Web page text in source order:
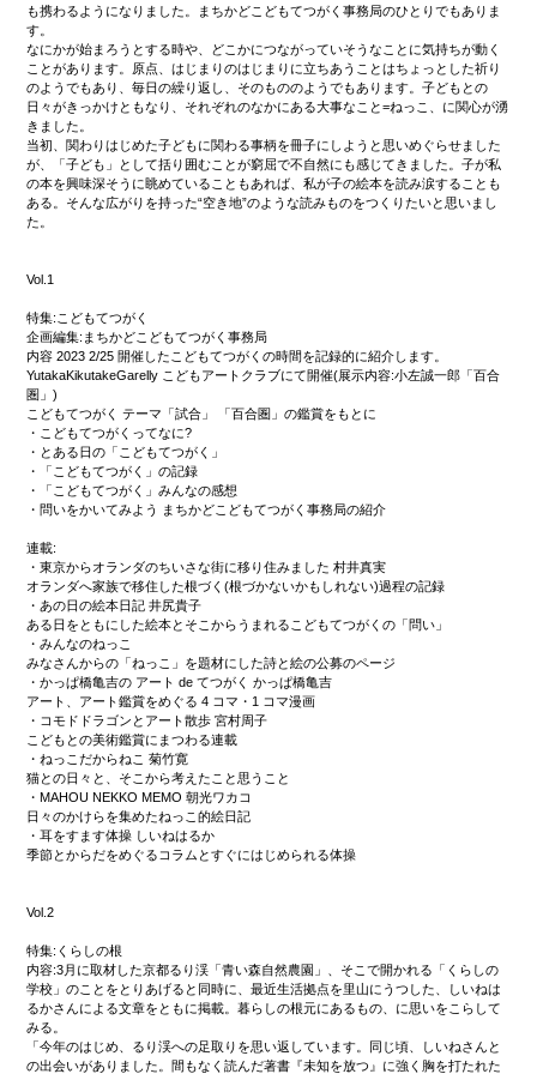
も携わるようになりました。まちかどこどもてつがく事務局のひとりでもありま
す。
なにかが始まろうとする時や、どこかにつながっていそうなことに気持ちが動く
ことがあります。原点、はじまりのはじまりに立ちあうことはちょっとした祈り
のようでもあり、毎日の繰り返し、そのもののようでもあります。子どもとの
日々がきっかけともなり、それぞれのなかにある大事なこと=ねっこ、に関心が湧
きました。
当初、関わりはじめた子どもに関わる事柄を冊子にしようと思いめぐらせました
が、「子ども」として括り囲むことが窮屈で不自然にも感じてきました。子が私
の本を興味深そうに眺めていることもあれば、私が子の絵本を読み涙することも
ある。そんな広がりを持った“空き地”のような読みものをつくりたいと思いまし
た。
Vol.1
特集:こどもてつがく
企画編集:まちかどこどもてつがく事務局
内容 2023 2/25 開催したこどもてつがくの時間を記録的に紹介します。
YutakaKikutakeGarelly こどもアートクラブにて開催(展示内容:小左誠一郎「百合
圏」)
こどもてつがく テーマ「試合」 「百合圏」の鑑賞をもとに
・こどもてつがくってなに?
・とある日の「こどもてつがく」
・「こどもてつがく」の記録
・「こどもてつがく」みんなの感想
・問いをかいてみよう まちかどこどもてつがく事務局の紹介
連載:
・東京からオランダのちいさな街に移り住みました 村井真実
オランダへ家族で移住した根づく(根づかないかもしれない)過程の記録
・あの日の絵本日記 井尻貴子
ある日をともにした絵本とそこからうまれるこどもてつがくの「問い」
・みんなのねっこ
みなさんからの「ねっこ」を題材にした詩と絵の公募のページ
・かっぱ橋亀吉の アート de てつがく かっぱ橋亀吉
アート、アート鑑賞をめぐる 4 コマ・1 コマ漫画
・コモドドラゴンとアート散歩 宮村周子
こどもとの美術鑑賞にまつわる連載
・ねっこだからねこ 菊竹寛
猫との日々と、そこから考えたこと思うこと
・MAHOU NEKKO MEMO 朝光ワカコ
日々のかけらを集めたねっこ的絵日記
・耳をすます体操 しいねはるか
季節とからだをめぐるコラムとすぐにはじめられる体操
Vol.2
特集:くらしの根
内容:3月に取材した京都るり渓「青い森自然農園」、そこで開かれる「くらしの
学校」のことをとりあげると同時に、最近生活拠点を里山にうつした、しいねは
るかさんによる文章をともに掲載。暮らしの根元にあるもの、に思いをこらして
みる。
「今年のはじめ、るり渓への足取りを思い返しています。同じ頃、しいねさんと
の出会いがありました。間もなく読んだ著書『未知を放つ』に強く胸を打たれた